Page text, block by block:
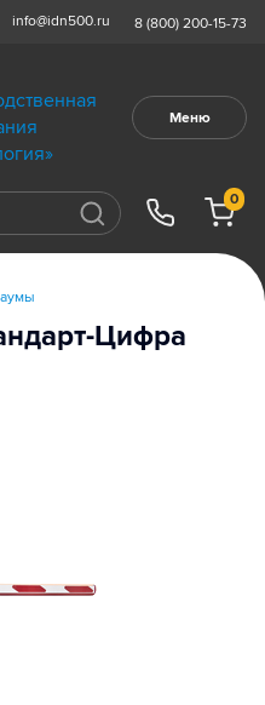
info@idn500.ru 8 (800) 200-15-73
Меню
0
Цифра